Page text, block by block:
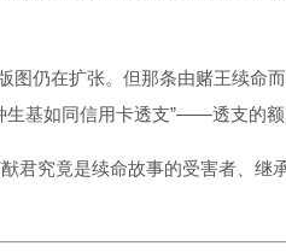
图仍在扩张。但那条由赌王续命
基如同信用卡透支”——透支的额
君究竟是续命故事的受害者、继